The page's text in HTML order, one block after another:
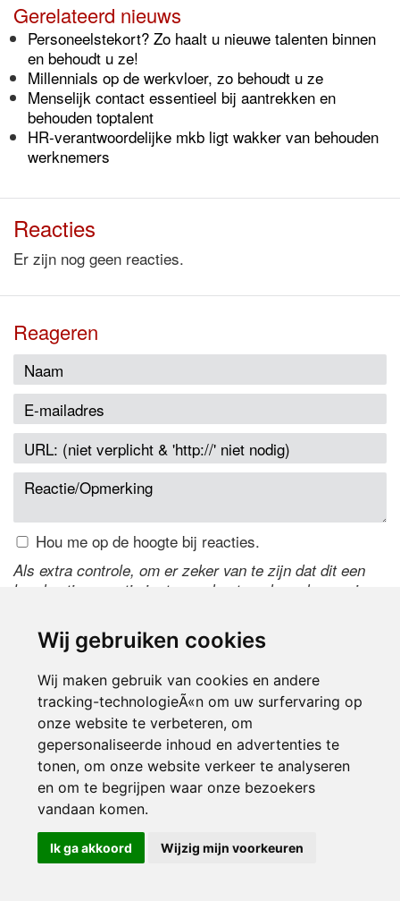
Wij gebruiken cookies
Wij maken gebruik van cookies en andere
tracking-technologieÃ«n om uw surfervaring op
onze website te verbeteren, om
gepersonaliseerde inhoud en advertenties te
tonen, om onze website verkeer te analyseren
en om te begrijpen waar onze bezoekers
vandaan komen.
Ik ga akkoord Wijzig mijn voorkeuren
Gerelateerd nieuws
Personeelstekort? Zo haalt u nieuwe talenten binnen
en behoudt u ze!
Millennials op de werkvloer, zo behoudt u ze
Menselijk contact essentieel bij aantrekken en
behouden toptalent
HR-verantwoordelijke mkb ligt wakker van behouden
werknemers
Reacties
Er zijn nog geen reacties.
Reageren
Hou me op de hoogte bij reacties.
Als extra controle, om er zeker van te zijn dat dit een
handmatige reactie is, typ onderstaande code over in
de code te wijzigen.
© 2000-2026 UFE Media:Managersonline.nl|Brisk magazine
Partners:Autowereld.com